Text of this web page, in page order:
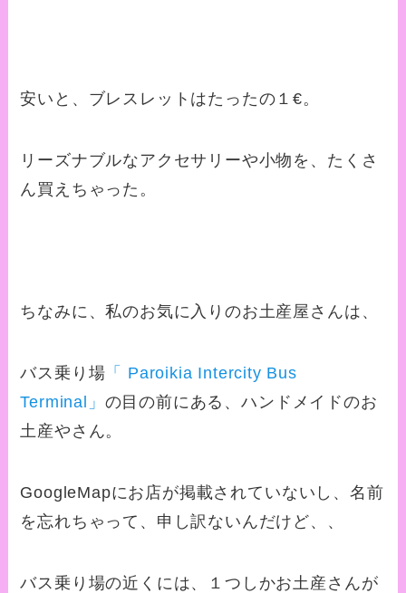
安いと、ブレスレットはたったの１€。
リーズナブルなアクセサリーや小物を、たくさ
ん買えちゃった。
ちなみに、私のお気に入りのお土産屋さんは、
バス乗り場 「 Paroikia Intercity Bus
Terminal」 の目の前にある、ハンドメイドのお
土産やさん。
GoogleMapにお店が掲載されていないし、名前
を忘れちゃって、申し訳ないんだけど、、
バス乗り場の近くには、１つしかお土産さんが